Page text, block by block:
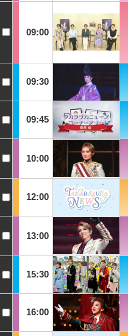
09:00
09:30
09:45
10:00
12:00
13:00
15:30
16:00